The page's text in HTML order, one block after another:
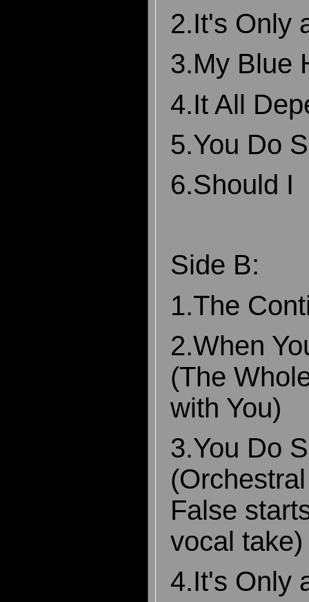
2.It's Only
3.My Blue
4.It All
5.You Do
6.Should I
Side B:
1.The
2.When
(The
with You)
3.You Do
False
vocal take)
4.It's Only